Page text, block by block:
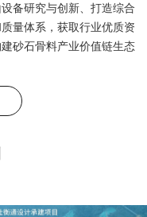
备研究与创新、打造综合
量体系，获取行业优质资
砂石骨料产业价值链生态